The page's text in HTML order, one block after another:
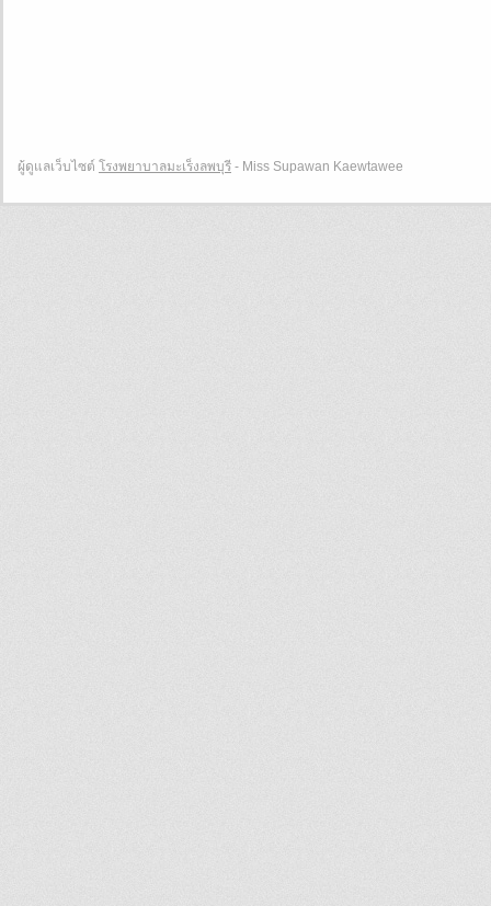
ผู้ดูแลเว็บไซต์ โรงพยาบาลมะเร็งลพบุรี - Miss Supawan Kaewtawee